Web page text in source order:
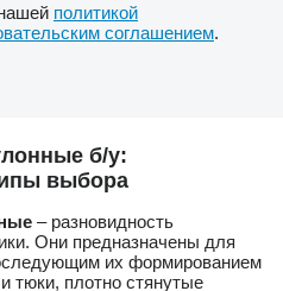
политикой
соглашением.
б/у:
выбора
– разновидность
Они предназначены для
их формированием
тюки, плотно стянутые